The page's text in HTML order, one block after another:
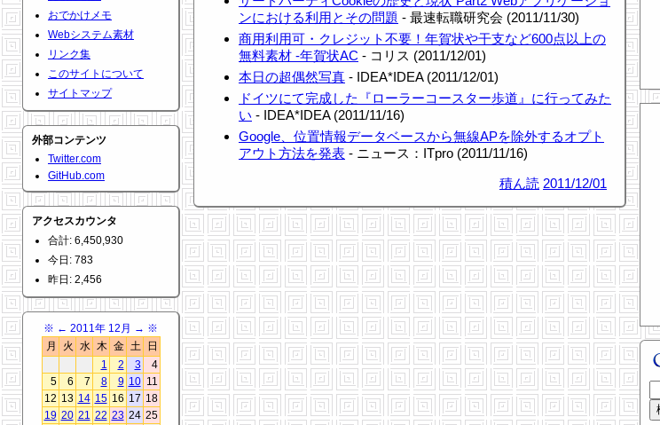
おでかけメモ
Webシステム素材
リンク集
このサイトについて
サイトマップ
外部コンテンツ
Twitter.com
GitHub.com
アクセスカウンタ
合計: 6,450,930
今日: 783
昨日: 2,456
※ ← 2011年 12月 → ※
月
火 水 木 金 土
日
1
2 3
4
5
6 7 8 9 10 11
12 13 14 15 16 17 18
19 20 21 22 23 24 25
ンにおける利用とその問題 - 最速転職研究会 (2011/11/30)
商用利用可・クレジット不要！年賀状や干支など600点以上の
無料素材 -年賀状AC - コリス (2011/12/01)
本日の超偶然写真 - IDEA*IDEA (2011/12/01)
ドイツにて完成した『ローラーコースター歩道』に行ってみた
い - IDEA*IDEA (2011/11/16)
Google、位置情報データベースから無線APを除外するオプト
アウト方法を発表 - ニュース：ITpro (2011/11/16)
積ん読 2011/12/01